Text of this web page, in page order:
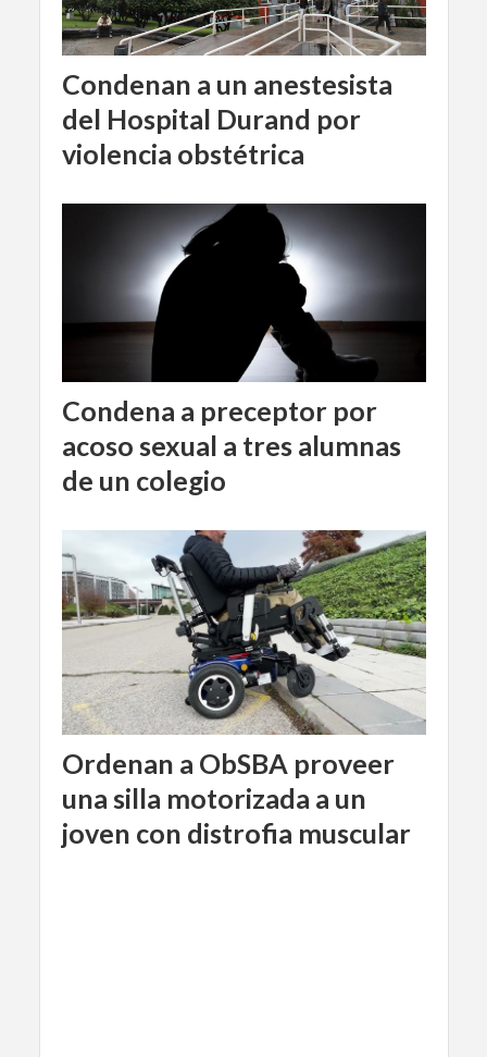
Condenan a un anestesista
del Hospital Durand por
violencia obstétrica
Condena a preceptor por
acoso sexual a tres alumnas
de un colegio
Ordenan a ObSBA proveer
una silla motorizada a un
joven con distrofia muscular